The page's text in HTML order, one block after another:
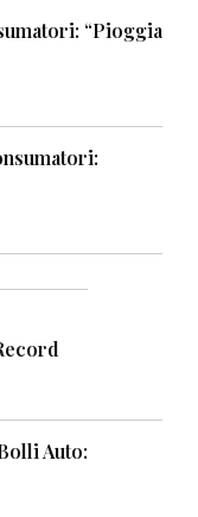
“Pioggia
Auto: